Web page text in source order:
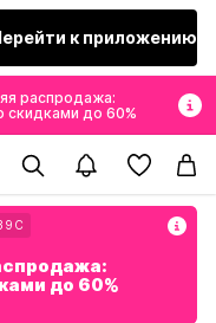
к приложению
распродажа:
скидками до 60%
С
до 60%